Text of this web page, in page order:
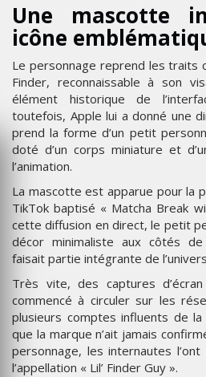
Une mascotte
icône
Le personnage reprend les traits
Finder, reconnaissable à son
élément historique de
toutefois, Apple lui a donné une
prend la forme d’un petit
doté d’un corps miniature et
l’animation.
La mascotte est apparue pour la
TikTok baptisé « Matcha Break
cette diffusion en direct, le petit
décor minimaliste aux côtés de
faisait partie intégrante de
Très vite, des captures
commencé à circuler sur les
plusieurs comptes influents de la
que la marque n’ait jamais
personnage, les internautes
l’appellation « Lil’ Finder Guy ».